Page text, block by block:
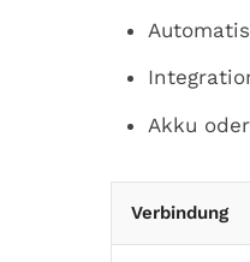
Akku
Verbindung